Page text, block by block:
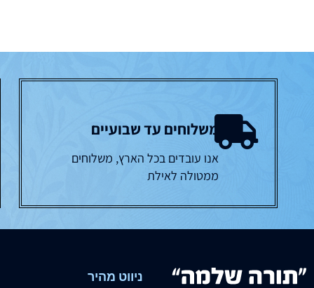
משלוחים עד שבועיים
אנו עובדים בכל הארץ, משלוחים
ממטולה לאילת
ניווט מהיר